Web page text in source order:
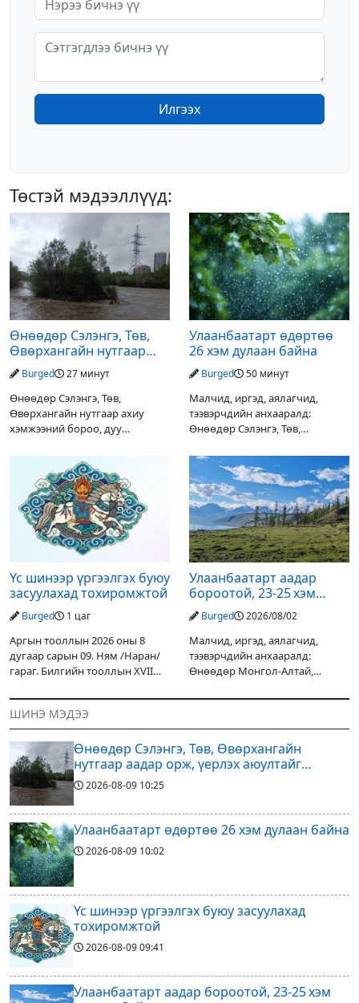
Илгээх
Төстэй мэдээллүүд:
Өнөөдөр Сэлэнгэ, Төв,
Өвөрхангайн нутгаар
аадар орж, үерлэх
аюултайг анхааруулав
Burged 27 минут
Өнөөдөр Сэлэнгэ, Төв,
Өвөрхангайн нутгаар ахиу
хэмжээний бороо, дуу
голын усны түвшин нэмэгдэх,
нөөлөг салхи, мөндөр, аянга
цахилгаан, үерийн аюулаас
сэрэмжлэхийг
Улаанбаатарт өдөртөө
26 хэм дулаан байна
Burged 50 минут
Малчид, иргэд, аялагчид,
тээвэрчдийн анхааралд:
Өнөөдөр Сэлэнгэ, Төв,
хэмжээний бороо, дуу
цахилгаантай аадар бороо
орох тул голын усны түвшин
нэмэгдэх, нөөлөг салхи,
Үс шинээр үргээлгэх буюу
засуулахад тохиромжтой
Burged 1 цаг
Аргын тооллын 2026 оны 8
дугаар сарын 09. Ням /Наран/
гараг. Билгийн тооллын XVII
гал Морин жилийн Зуны адаг
хөхөгчин хонь сарын шинийн
19, Адъяа /Наран/
Улаанбаатарт аадар
бороотой, 23-25 хэм
дулаан байна
Burged 2026/08/02
Малчид, иргэд, аялагчид,
тээвэрчдийн анхааралд:
Өнөөдөр Монгол-Алтай,
уулархаг нутгаар бороо, дуу
орох тул голуудын усны
түвшин нэмэгдэх, нөөлөг
ШИНЭ МЭДЭЭ
Өнөөдөр Сэлэнгэ, Төв, Өвөрхангайн
нутгаар аадар орж, үерлэх аюултайг
анхааруулав
2026-08-09 10:25
Улаанбаатарт өдөртөө 26 хэм дулаан байна
2026-08-09 10:02
Үс шинээр үргээлгэх буюу засуулахад
тохиромжтой
2026-08-0909:41
Улаанбаатарт аадар бороотой, 23-25 хэм